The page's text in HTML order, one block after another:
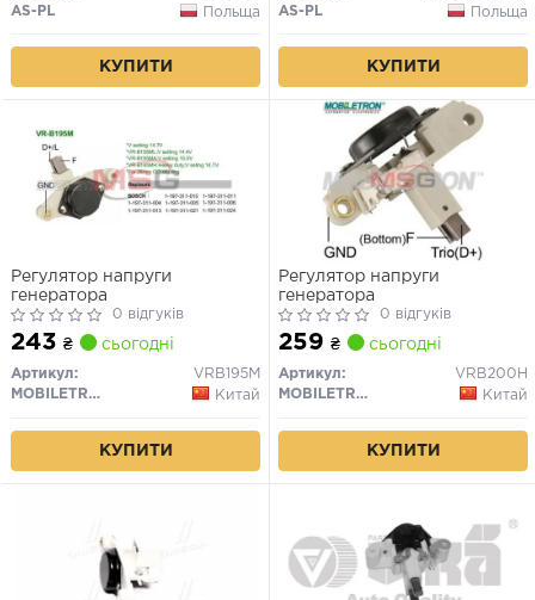
AS-PL
Польща
КУПИТИ
AS-PL
Польща
КУПИТИ
Регулятор напруги
генератора
0 відгуків
243 ₴ сьогодні
Артикул:
VRB195M
MOBILETRON
Китай
КУПИТИ
Регулятор напруги
генератора
0 відгуків
259 ₴ сьогодні
Артикул:
VRB200H
MOBILETRON
Китай
КУПИТИ